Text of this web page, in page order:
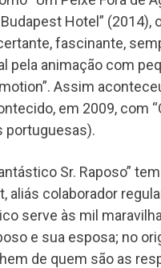
Hotel” (2014),
fascinante,
pela animação com
Assim
em 2009, com
portuguesas).
Sr. Raposo”
aliás colaborador
serve às mil
e sua esposa; no
de quem são as